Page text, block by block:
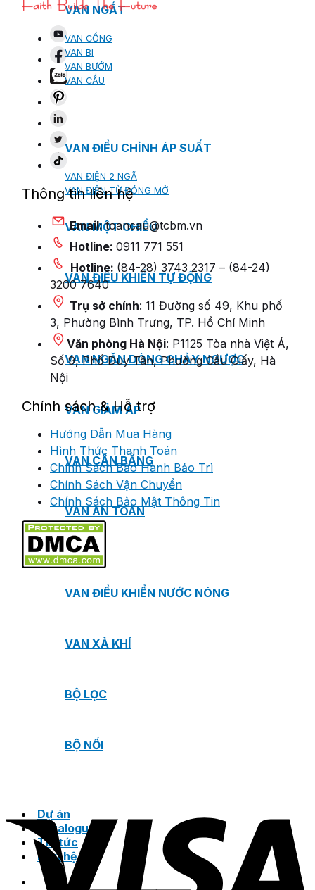
VAN NGẮT
VAN CỔNG
VAN BI
VAN BƯỚM
VAN CẦU
VAN ĐIỀU CHỈNH ÁP SUẤT
VAN ĐIỆN 2 NGÃ
VAN ĐIỆN TỪ ĐÓNG MỞ
VAN MỘT CHIỀU
VAN ĐIỀU KHIỂN TỰ ĐỘNG
VAN NGĂN DÒNG CHẢY NGƯỢC
VAN GIẢM ÁP
VAN CÂN BẰNG
VAN AN TOÀN
VAN ĐIỀU KHIỂN NƯỚC NÓNG
VAN XẢ KHÍ
BỘ LỌC
BỘ NỐI
Dự án
Catalogue
Tin tức
Liên hệ
Thông tin liên hệ
Email:toancau@tcbm.vn
Hotline: 0911 771 551
Hotline: (84-28) 3743 2317 – (84-24)
3200 7640
Trụ sở chính: 11 Đường số 49, Khu phố
3, Phường Bình Trưng, TP. Hồ Chí Minh
Văn phòng Hà Nội: P1125 Tòa nhà Việt Á,
Số 9, Phố Duy Tân, Phường Cầu Giấy, Hà
Nội
Chính sách & Hỗ trợ
Hướng Dẫn Mua Hàng
Hình Thức Thanh Toán
Chính Sách Bảo Hành Bảo Trì
Chính Sách Vận Chuyển
Chính Sách Bảo Mật Thông Tin